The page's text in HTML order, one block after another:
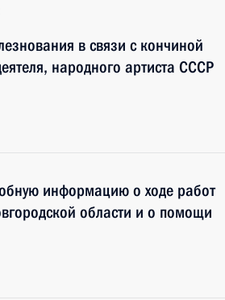
в связи с кончиной
народного артиста СССР
информацию о ходе работ
области и о помощи